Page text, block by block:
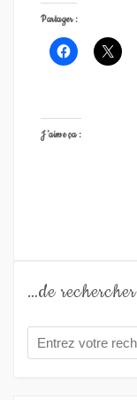
Partager :
J’aime ça :
…de rechercher